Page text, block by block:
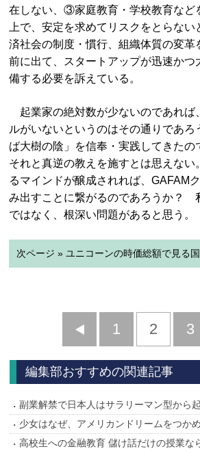
在しない、③家庭教育・学校教育など
上で、安定を求めてリスクをとらな
済社会の制度・慣行、組織体質の変革
前に出て、スタートアップが迅速かつ
備する必要を訴えている。
起業家の絶対数が少ないのであれば
ルがいないというのはその通りであろ
ば大樹の陰」を信奉・実践してきたの
それと真逆の教えを施すとは思えない
るマインドが醸成されれば、GAFAM
み出すことに繋がるのであろうか？
ではなく、根深い問題があると思う。
次ページ » ユニコーンの時価総額で見る
前
へ
1 2 3
編集部おすすめの関連記事
副業解禁で日本人はサラリーマン型から
少女はなぜ、アメリカンドリームをつか
高校生への金融教育 儲け話だけの授業な